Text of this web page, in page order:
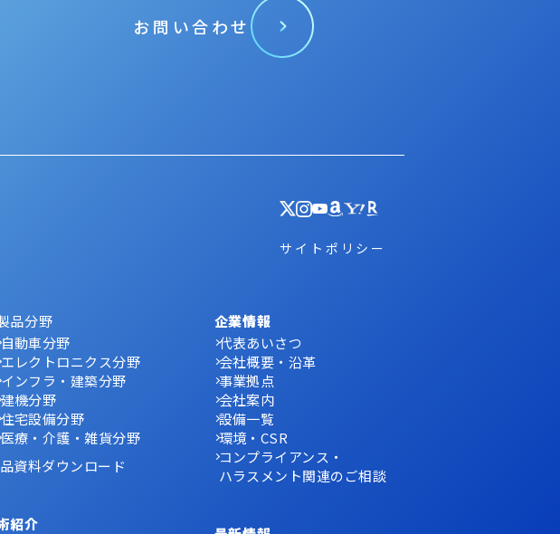
お問い合わせ
サイトポリシー
品分野
自動車分野
エレクトロニクス分野
インフラ・建築分野
建機分野
住宅設備分野
医療・介護・雑貨分野
資料ダウンロード
紹介
企業情報
代表あいさつ
会社概要・沿革
事業拠点
会社案内
設備一覧
環境・CSR
コンプライアンス・
ハラスメント関連のご相談